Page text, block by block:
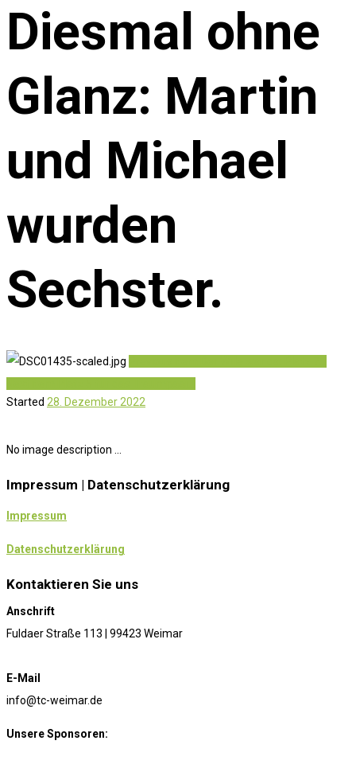
Diesmal ohne
Glanz: Martin
und Michael
wurden
Sechster.
Started 28. Dezember 2022
No image description ...
Impressum | Datenschutzerklärung
Impressum
Datenschutzerklärung
Kontaktieren Sie uns
Anschrift
Fuldaer Straße 113 | 99423 Weimar
E-Mail
info@tc-weimar.de
Unsere Sponsoren: